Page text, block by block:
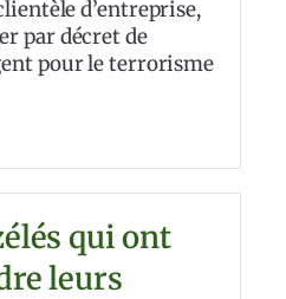
d’entreprise,
par décret de
pour le terrorisme
qui ont
leurs